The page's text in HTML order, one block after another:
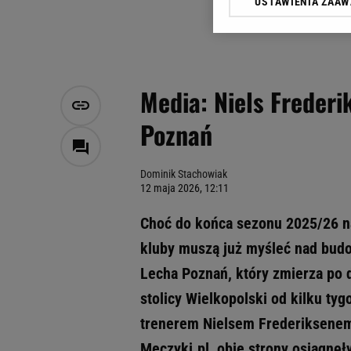
Media: Niels
Poznań
Dominik Stachowiak
12 maja 2026, 12:11
Choć do końca sezonu 2025/26
kluby muszą już myśleć nad
Lecha Poznań, który zmierza
stolicy Wielkopolski od kilku
trenerem Nielsem
Klikając „Akceptuję”
Zaufanych Partnerów i
My, nasi Zaufani